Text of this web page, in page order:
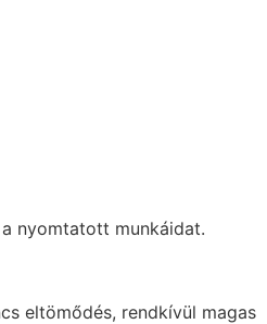
nyomtatott munkáidat.
eltömődés, rendkívül magas